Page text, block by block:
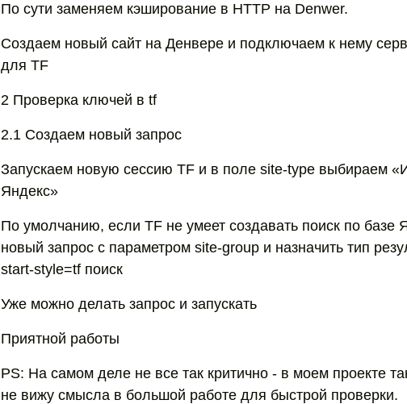
По сути заменяем кэширование в HTTP на Denwer.
Создаем новый сайт на Денвере и подключаем к нему
для TF
2 Проверка ключей в tf
2.1 Создаем новый запрос
Запускаем новую сессию TF и в поле site-type выбираем
Яндекс»
По умолчанию, если TF не умеет создавать поиск по базе
новый запрос с параметром site-group и назначить тип
start-style=tf поиск
Уже можно делать запрос и запускать
Приятной работы
PS: На самом деле не все так критично - в моем проекте
не вижу смысла в большой работе для быстрой проверки.